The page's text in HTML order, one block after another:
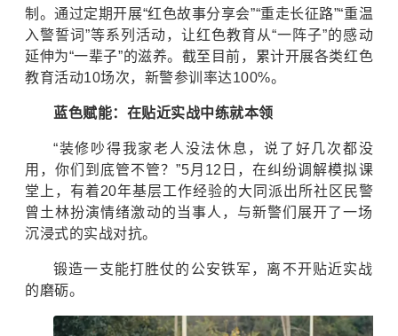
制。通过定期开展“红色故事分享会”“重走长征路”“重温
入警誓词”等系列活动，让红色教育从“一阵子”的感动
延伸为“一辈子”的滋养。 截至目前，累计开展各类红色
教育活动10场次，新警参训率达100%。
蓝色赋能：在贴近实战中练就本领
“装修吵得我家老人没法休息，说了好几次都没
用，你们到底管不管？”5月12日，在纠纷调解模拟课
堂上，有着20年基层工作经验的大同派出所社区民警
曾土林扮演情绪激动的当事人，与新警们展开了一场
沉浸式的实战对抗。
锻造一支能打胜仗的公安铁军，离不开贴近实战
的磨砺。